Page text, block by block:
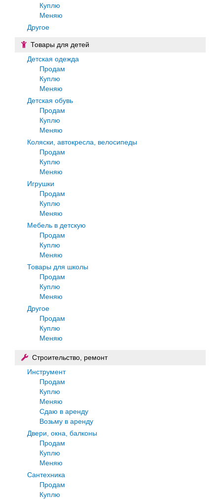
Куплю
Меняю
Другое
Товары для детей
Детская одежда
Продам
Куплю
Меняю
Детская обувь
Продам
Куплю
Меняю
Коляски, автокресла, велосипеды
Продам
Куплю
Меняю
Игрушки
Продам
Куплю
Меняю
Мебель в детскую
Продам
Куплю
Меняю
Товары для школы
Продам
Куплю
Меняю
Другое
Продам
Куплю
Меняю
Строительство, ремонт
Инструмент
Продам
Куплю
Меняю
Сдаю в аренду
Возьму в аренду
Двери, окна, балконы
Продам
Куплю
Меняю
Сантехника
Продам
Куплю